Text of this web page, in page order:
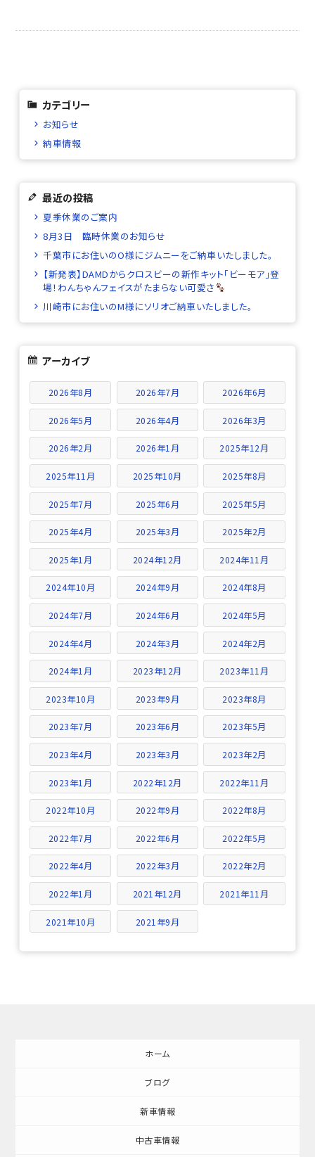
カテゴリー
お知らせ
納車情報
最近の投稿
夏季休業のご案内
8月3日 臨時休業のお知らせ
千葉市にお住いのO様にジムニーをご納車いたしました。
【新発表】DAMDからクロスビーの新作キット「ビーモア」登
場！わんちゃんフェイスがたまらない可愛さ
川崎市にお住いのM様にソリオご納車いたしました。
アーカイブ
2026年8月 2026年7月 2026年6月
2026年5月 2026年4月 2026年3月
2026年2月 2026年1月 2025年12月
2025年11月 2025年10月 2025年8月
2025年7月 2025年6月 2025年5月
2025年4月 2025年3月 2025年2月
2025年1月 2024年12月 2024年11月
2024年10月 2024年9月 2024年8月
2024年7月 2024年6月 2024年5月
2024年4月 2024年3月 2024年2月
2024年1月 2023年12月 2023年11月
2023年10月 2023年9月 2023年8月
2023年7月 2023年6月 2023年5月
2023年4月 2023年3月 2023年2月
2023年1月 2022年12月 2022年11月
2022年10月 2022年9月 2022年8月
2022年7月 2022年6月 2022年5月
2022年4月 2022年3月 2022年2月
2022年1月 2021年12月 2021年11月
2021年10月 2021年9月
ホーム
ブログ
新車情報
中古車情報